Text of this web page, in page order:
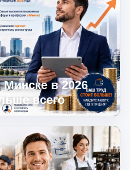
в 2026
всего